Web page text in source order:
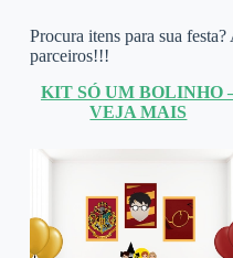
Procura itens para sua
parceiros!!!
KIT SÓ UM BOLINHO
VEJA MAIS